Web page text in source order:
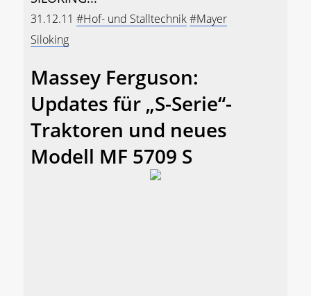
31.12.11 #Hof- und Stalltechnik#Mayer
Siloking
Massey Ferguson:
Updates für „S-Serie“-
Traktoren und neues
Modell MF 5709 S